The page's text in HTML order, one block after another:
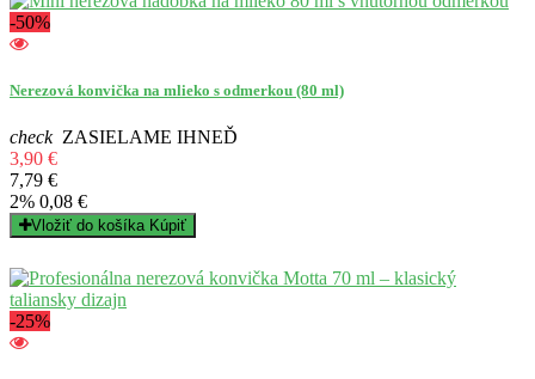
-50%
Nerezová konvička na mlieko s odmerkou (80 ml)
checkZASIELAME IHNEĎ
3,90 €
7,79 €
2% 0,08 €
Vložiť do košíka Kúpiť
-25%